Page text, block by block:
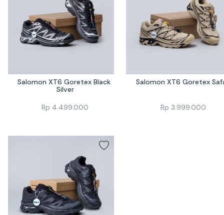
Salomon XT6 Goretex Black
Silver
Rp 4.499.000
Salomon XT6 Goretex
Rp 3.999.000